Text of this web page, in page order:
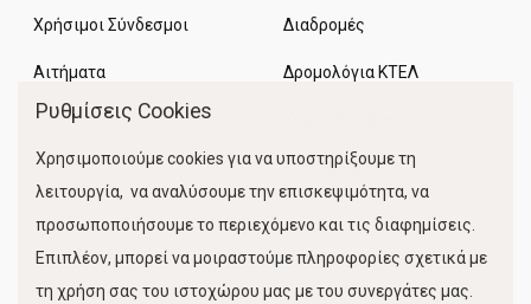
Χρήσιμοι Σύνδεσμοι
Αιτήματα
Διαδρομές
Δρομολόγια ΚΤΕΛ
Κίνηση Λιμένος
Ρυθμίσεις Cookies
Χρησιμοποιούμε cookies για να υποστηρίξουμε τη
λειτουργία, να αναλύσουμε την επισκεψιμότητα, να
προσωποποιήσουμε το περιεχόμενο και τις διαφημίσεις.
Επιπλέον, μπορεί να μοιραστούμε πληροφορίες σχετικά με
τη χρήση σας του ιστοχώρου μας με του συνεργάτες μας.